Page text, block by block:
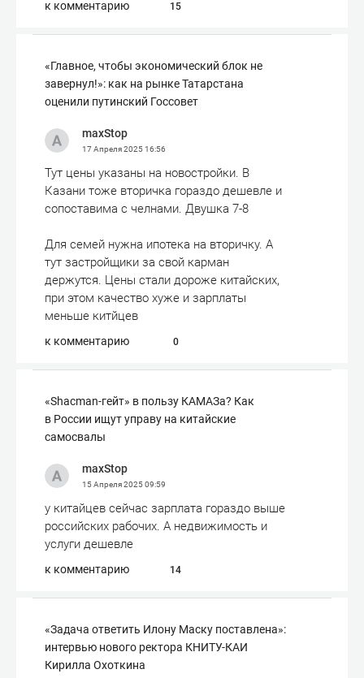
к комментарию 15
«Главное, чтобы экономический блок не
завернул!»: как на рынке Татарстана
оценили путинский Госсовет
maxStop
17 Апреля 202516:56
Тут цены указаны на новостройки. В
Казани тоже вторичка гораздо дешевле и
сопоставима с челнами. Двушка 7-8
Для семей нужна ипотека на вторичку. А
тут застройщики за свой карман
держутся. Цены стали дороже китайских,
при этом качество хуже и зарплаты
меньше китйцев
к комментарию 0
«Shacman-гейт» в пользу КАМАЗа? Как
в России ищут управу на китайские
самосвалы
maxStop
15 Апреля 202509:59
у китайцев сейчас зарплата гораздо выше
российских рабочих. А недвижимость и
услуги дешевле
к комментарию 14
«Задача ответить Илону Маску поставлена»:
интервью нового ректора КНИТУ-КАИ
Кирилла Охоткина